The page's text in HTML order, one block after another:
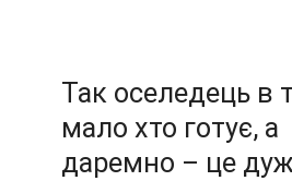
Так оселедець в
мало хто готує, а
даремно – це